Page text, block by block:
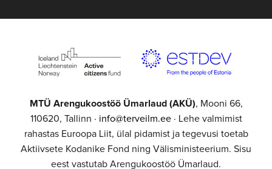
MTÜ Arengukoostöö Ümarlaud (AKÜ), Mooni 66,
110620, Tallinn · info@terveilm.ee· Lehe valmimist
rahastas Euroopa Liit, ülal pidamist ja tegevusi toetab
Aktiivsete Kodanike Fond ning Välisministeerium. Sisu
eest vastutab Arengukoostöö Ümarlaud.